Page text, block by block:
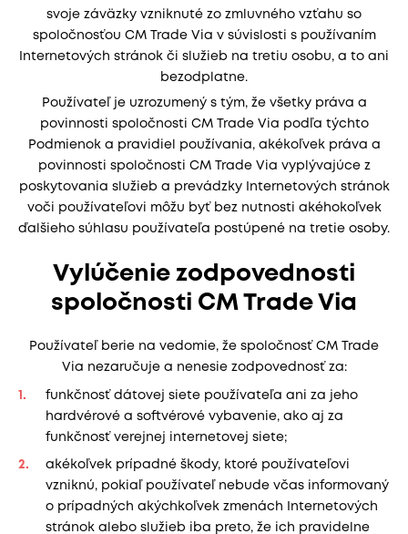
svoje záväzky vzniknuté zo zmluvného vzťahu so
spoločnosťou CM Trade Via v súvislosti s používaním
Internetových stránok či služieb na tretiu osobu, a to ani
bezodplatne.
Používateľ je uzrozumený s tým, že všetky práva a
povinnosti spoločnosti CM Trade Via podľa týchto
Podmienok a pravidiel používania, akékoľvek práva a
povinnosti spoločnosti CM Trade Via vyplývajúce z
poskytovania služieb a prevádzky Internetových stránok
voči používateľovi môžu byť bez nutnosti akéhokoľvek
ďalšieho súhlasu používateľa postúpené na tretie osoby.
Vylúčenie zodpovednosti
spoločnosti CM Trade Via
Používateľ berie na vedomie, že spoločnosť CM Trade
Via nezaručuje a nenesie zodpovednosť za:
funkčnosť dátovej siete používateľa ani za jeho
hardvérové a softvérové vybavenie, ako aj za
funkčnosť verejnej internetovej siete;
akékoľvek prípadné škody, ktoré používateľovi
vzniknú, pokiaľ používateľ nebude včas informovaný
o prípadných akýchkoľvek zmenách Internetových
stránok alebo služieb iba preto, že ich pravidelne